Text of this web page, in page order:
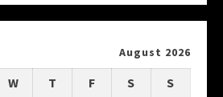
August 2026
W T F S S